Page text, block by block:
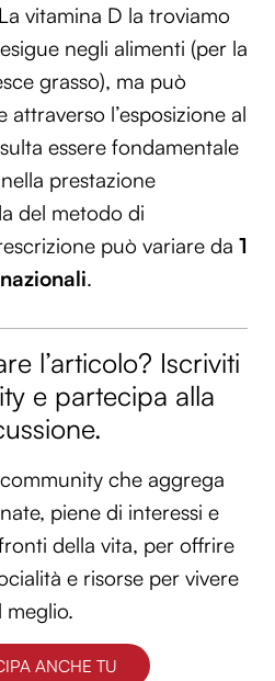
vitamina D la troviamo
negli alimenti (per la
grasso), ma può
attraverso l’esposizione al
essere fondamentale
prestazione
del metodo di
può variare da 1
.
l’articolo? Iscriviti
e partecipa alla
che aggrega
piene di interessi e
della vita, per offrire
e risorse per vivere
meglio.
ANCHE TU